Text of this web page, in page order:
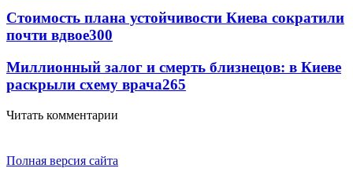
Стоимость плана устойчивости Киева сократили
почти вдвое300
Миллионный залог и смерть близнецов: в Киеве
раскрыли схему врача265
Читать комментарии
Полная версия сайта